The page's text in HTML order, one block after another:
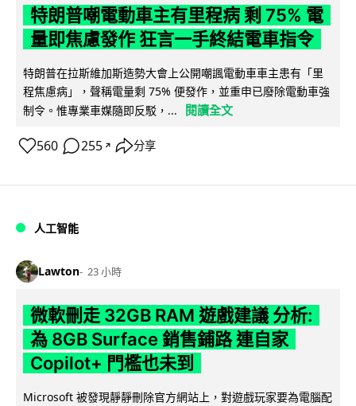
特朗普嘲電動車主有里程病 剩 75% 電
量即焦慮發作 狂言一手終結電車指令
特朗普在拉斯維加斯造勢大會上公開嘲諷電動車車主患有「里
程焦慮病」，聲稱電量剩 75% 便發作，並重申已廢除電動車強
制令。惟專業車媒隨即反駁，...
閱讀全文
560 255 ↗ 分享
人工智能
Lawton 23 小時
微軟刪走 32GB RAM 遊戲建議 分析:
為 8GB Surface 銷售鋪路 連自家
Copilot+ 門檻也未到
Microsoft 被發現靜靜刪除官方網站上，對遊戲玩家要為電腦配